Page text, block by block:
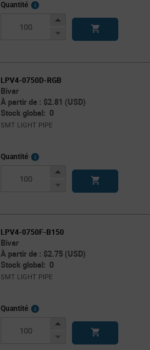
Quantité
More
Increase
Decrease
LPV4-0750D-RGB
Bivar
À partir de : $2.81 (USD)
Stock global: 0
SMT LIGHT PIPE
Quantité
More
Increase
Decrease
LPV4-0750F-B150
Bivar
À partir de : $2.75 (USD)
Stock global: 0
SMT LIGHT PIPE
Quantité
More
Increase
Decrease